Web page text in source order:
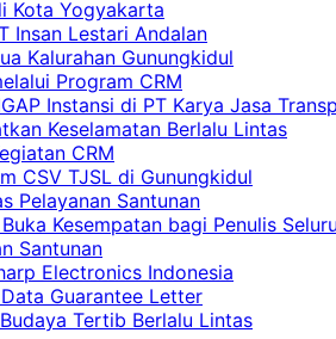
Kota Yogyakarta
Insan Lestari Andalan
Kalurahan Gunungkidul
Program CRM
Instansi di PT Karya Jasa
Keselamatan Berlalu Lintas
CRM
CSV TJSL di Gunungkidul
Pelayanan Santunan
Kesempatan bagi Penulis
Santunan
Electronics Indonesia
Guarantee Letter
Tertib Berlalu Lintas